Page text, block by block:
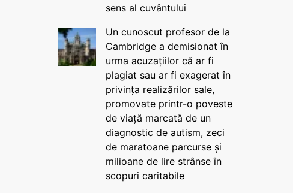
sens al cuvântului
Un cunoscut profesor de la
Cambridge a demisionat în
urma acuzațiilor că ar fi
plagiat sau ar fi exagerat în
privința realizărilor sale,
promovate printr-o poveste
de viață marcată de un
diagnostic de autism, zeci
de maratoane parcurse și
milioane de lire strânse în
scopuri caritabile